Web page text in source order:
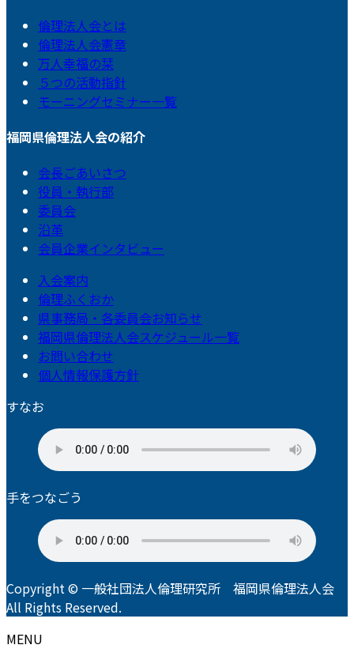
倫理法人会とは
倫理法人会憲章
万人幸福の栞
５つの活動指針
モーニングセミナー一覧
福岡県倫理法人会の紹介
会長ごあいさつ
役員・執行部
委員会
沿革
会員企業インタビュー
入会案内
倫理ふくおか
県事務局・各委員会お知らせ
福岡県倫理法人会スケジュール一覧
お問い合わせ
個人情報保護方針
すなお
手をつなごう
Copyright © 一般社団法人倫理研究所 福岡県倫理法人会
All Rights Reserved.
MENU